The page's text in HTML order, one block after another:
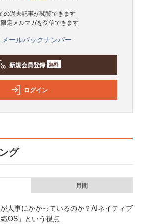
の過去記事が閲覧できます
限定メルマガを受信できます
メールバックナンバー
新規会員登録 無料
ログイン
グ
月間
人事にかかっているのか？AIネイティブ
OS」という視点